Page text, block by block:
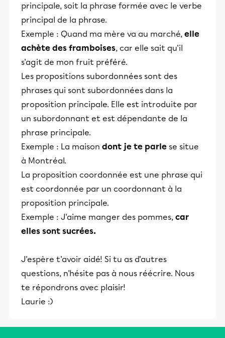
principale, soit la phrase formée avec le verbe
principal de la phrase.
Exemple : Quand ma mère va au marché, elle
achète des framboises, car elle sait qu'il
s'agit de mon fruit préféré.
Les propositions subordonnées sont des
phrases qui sont subordonnées dans la
proposition principale. Elle est introduite par
un subordonnant et est dépendante de la
phrase principale.
Exemple : La maison dont je te parle se situe
à Montréal.
La proposition coordonnée est une phrase qui
est coordonnée par un coordonnant à la
proposition principale.
Exemple : J'aime manger des pommes, car
elles sont sucrées.
J'espère t'avoir aidé! Si tu as d'autres
questions, n'hésite pas à nous réécrire. Nous
te répondrons avec plaisir!
Laurie :)